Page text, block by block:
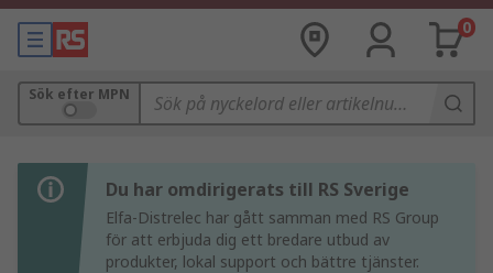
0
Sök efter MPN
Du har omdirigerats till RS Sverige
Elfa-Distrelec har gått samman med RS Group
för att erbjuda dig ett bredare utbud av
produkter, lokal support och bättre tjänster.